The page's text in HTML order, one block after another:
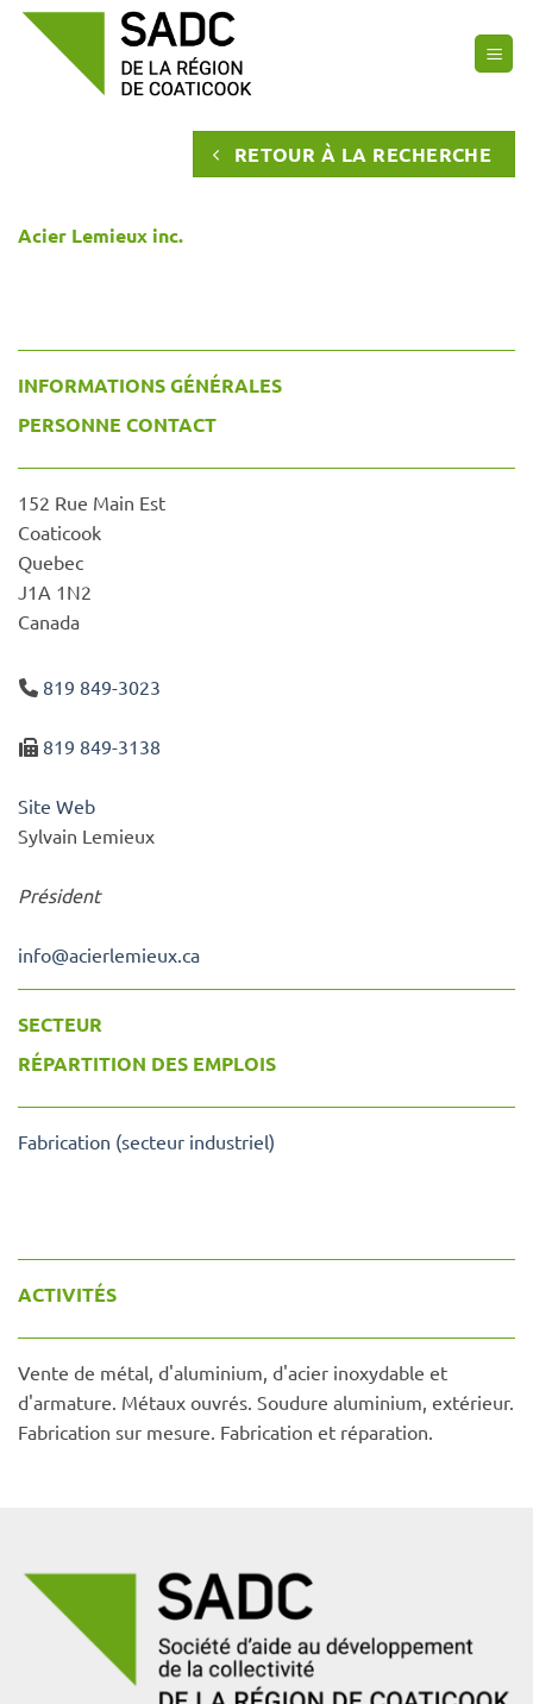
Passer
RETOUR À LA RECHERCHE
Acier Lemieux inc.
INFORMATIONS GÉNÉRALES
PERSONNE CONTACT
152 Rue Main Est
Coaticook
Quebec
J1A 1N2
Canada
819 849-3023
819 849-3138
Site Web
Sylvain Lemieux
Président
info@acierlemieux.ca
SECTEUR
RÉPARTITION DES EMPLOIS
Fabrication (secteur industriel)
ACTIVITÉS
Vente de métal, d'aluminium, d'acier inoxydable et
d'armature. Métaux ouvrés. Soudure aluminium, extérieur.
Fabrication sur mesure. Fabrication et réparation.